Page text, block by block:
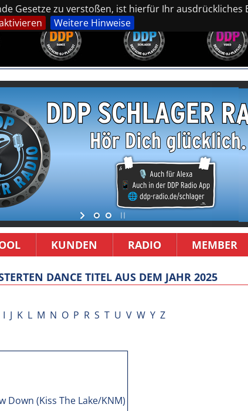
Gesetze zu verstoßen, ist hierfür Ihr
Weitere Hinweise
KUNDEN RADIO MEMBER
DANCE TITEL AUS DEM JAHR 2025
I J K L M N O P R S T U V W Y Z